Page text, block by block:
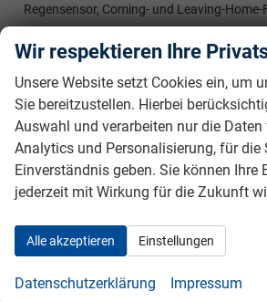
Regensensor, Coming- und Leaving-
Innen
2 LED-Leseleuchten vorn und 2 hinten
Geschwindigkeitsbegrenzer mit
Klimaanlage Climatronic
Schlüsselloses Startsystem Keyless Start
Fahrlichtschaltung automatisch, mit LED-
Begrüßungs- und Verabschiedungslicht
Gepäckraumbadeckung
Wir respektieren Ihre
Unsere Website setzt Cookies ein, um
Sie bereitzustellen. Hierbei
Auswahl und verarbeiten nur die
Analytics und Personalisierung, für die
Einverständnis geben. Sie können Ihre
jederzeit mit Wirkung für die Zukunft
Alle akzeptieren Einstellungen
Datenschutzerklärung Impressum